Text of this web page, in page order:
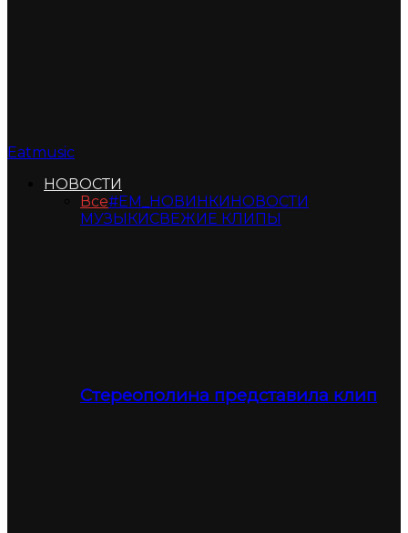
Eatmusic
НОВОСТИ
Все#ЕМ_НОВИНКИНОВОСТИ
МУЗЫКИСВЕЖИЕ КЛИПЫ
Стереополина представила клип